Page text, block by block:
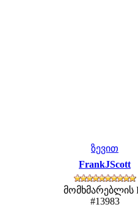
ზევით
FrankJScott
მომხმარებლის
#13983